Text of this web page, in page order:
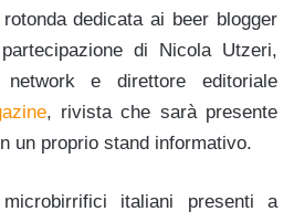
dedicata ai beer blogger
di Nicola Utzeri,
e direttore editoriale
, rivista che sarà presente
un proprio stand informativo.
italiani presenti a